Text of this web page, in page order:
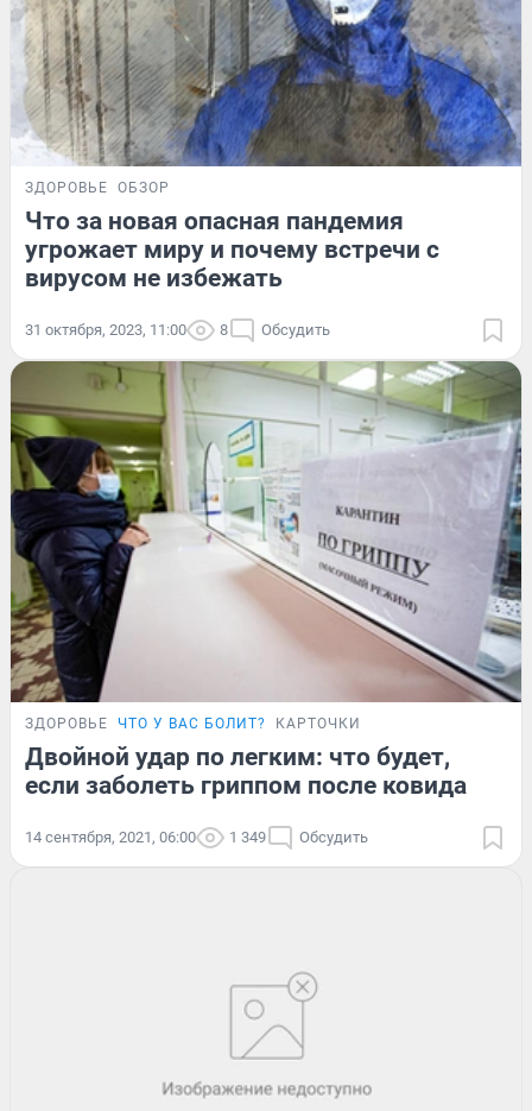
ЗДОРОВЬЕ ОБЗОР
Что за новая опасная пандемия
угрожает миру и почему встречи с
вирусом не избежать
31 октября, 2023, 11:00 8 Обсудить
ЗДОРОВЬЕ ЧТО У ВАС БОЛИТ? КАРТОЧКИ
Двойной удар по легким: что будет,
если заболеть гриппом после ковида
14 сентября, 2021, 06:00 1 349 Обсудить